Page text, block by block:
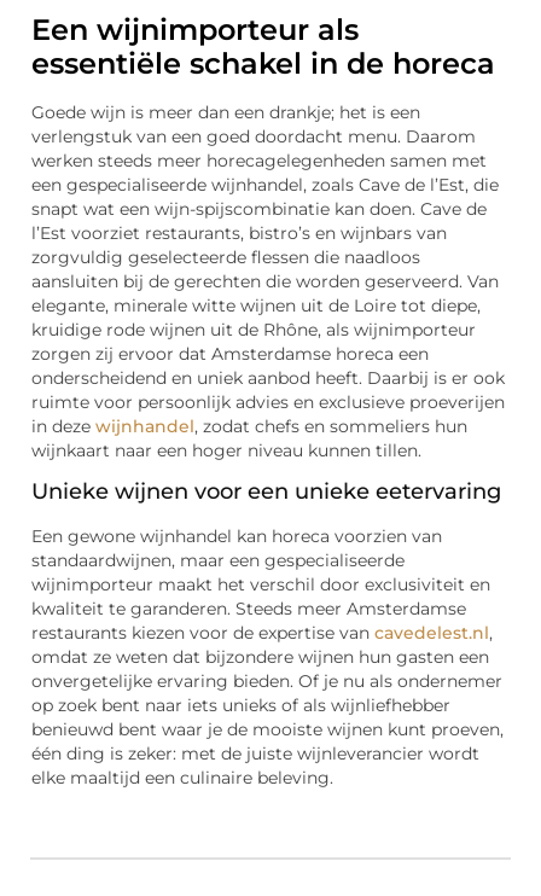
Een wijnimporteur als
essentiële schakel in de horeca
Goede wijn is meer dan een drankje; het is een
verlengstuk van een goed doordacht menu. Daarom
werken steeds meer horecagelegenheden samen met
een gespecialiseerde wijnhandel, zoals Cave de l’Est, die
snapt wat een wijn-spijscombinatie kan doen. Cave de
l’Est voorziet restaurants, bistro’s en wijnbars van
zorgvuldig geselecteerde flessen die naadloos
aansluiten bij de gerechten die worden geserveerd. Van
elegante, minerale witte wijnen uit de Loire tot diepe,
kruidige rode wijnen uit de Rhône, als wijnimporteur
zorgen zij ervoor dat Amsterdamse horeca een
onderscheidend en uniek aanbod heeft. Daarbij is er ook
ruimte voor persoonlijk advies en exclusieve proeverijen
in deze wijnhandel, zodat chefs en sommeliers hun
wijnkaart naar een hoger niveau kunnen tillen.
Unieke wijnen voor een unieke eetervaring
Een gewone wijnhandel kan horeca voorzien van
standaardwijnen, maar een gespecialiseerde
wijnimporteur maakt het verschil door exclusiviteit en
kwaliteit te garanderen. Steeds meer Amsterdamse
restaurants kiezen voor de expertise van cavedelest.nl,
omdat ze weten dat bijzondere wijnen hun gasten een
onvergetelijke ervaring bieden. Of je nu als ondernemer
op zoek bent naar iets unieks of als wijnliefhebber
benieuwd bent waar je de mooiste wijnen kunt proeven,
één ding is zeker: met de juiste wijnleverancier wordt
elke maaltijd een culinaire beleving.